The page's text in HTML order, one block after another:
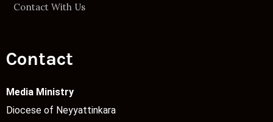
Contact With Us
Contact
Media Ministry
Diocese of Neyyattinkara